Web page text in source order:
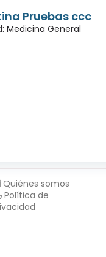
Pruebas ccc
Medicina General
Quiénes somos
Política de